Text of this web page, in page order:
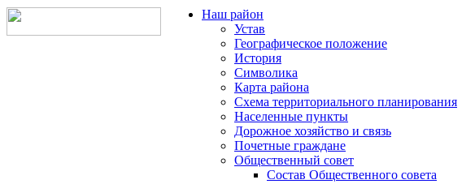
Наш район
Устав
Географическое положение
История
Символика
Карта района
Схема территориального планирования
Населенные пункты
Дорожное хозяйство и связь
Почетные граждане
Общественный совет
Состав Общественного совета